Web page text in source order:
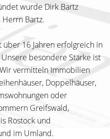
wurde Dirk Bartz
Herrn Bartz.
16 Jahren erfolgreich in
besondere Stärke ist
vermitteln Immobilien
Doppelhäuser,
oder
Greifswald,
Rostock und
im Umland.